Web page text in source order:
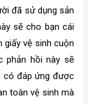
đã sử dụng sản
sẽ cho bạn cái
giấy vệ sinh cuộn
phản hồi này sẽ
có đáp ứng được
toàn vệ sinh mà